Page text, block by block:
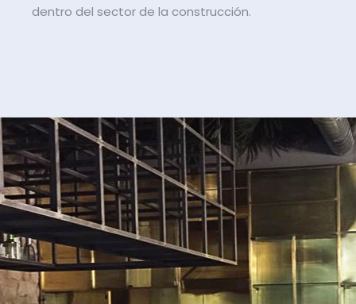
dentro del sector de la construcción.